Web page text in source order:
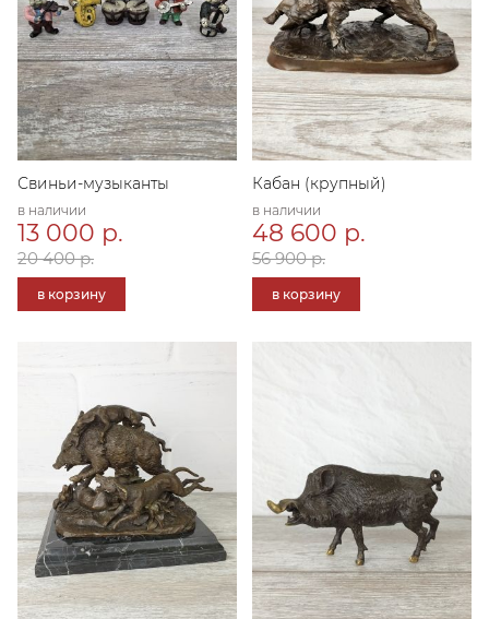
Свиньи-музыканты
в наличии
13 000 р.
20 400 р.
в корзину
Кабан (крупный)
в наличии
48 600 р.
56 900 р.
в корзину